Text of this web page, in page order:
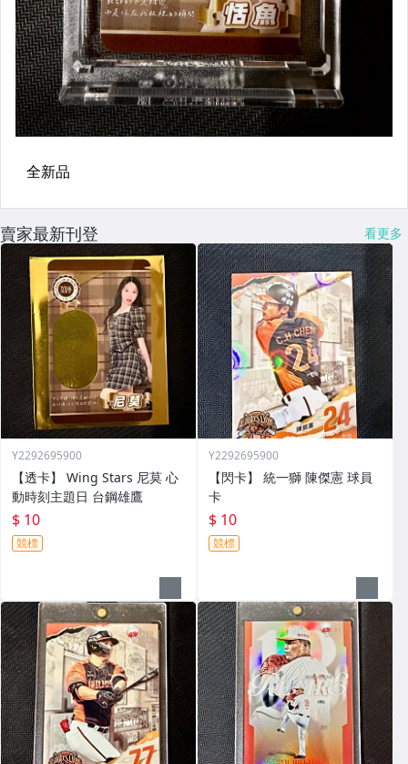
賣家最新刊登 看更多
Y2292695900
【透卡】 Wing Stars 尼莫 心
動時刻主題日 台鋼雄鷹
$ 10
競標
Y2292695900
【閃卡】 統一獅 陳傑憲 球員
卡
$ 10
競標